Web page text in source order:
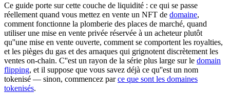
Ce guide porte sur cette couche de liquidité : ce qui se passe
réellement quand vous mettez en vente un NFT de domaine,
comment fonctionne la plomberie des places de marché, quand
utiliser une mise en vente privée réservée à un acheteur plutôt
qu''une mise en vente ouverte, comment se comportent les royalties,
et les pièges du gas et des arnaques qui grignotent discrètement les
ventes on-chain. C''est un rayon de la série plus large sur le domain
flipping, et il suppose que vous savez déjà ce qu''est un nom
tokenisé — sinon, commencez parce que sont les domaines
tokenisés.